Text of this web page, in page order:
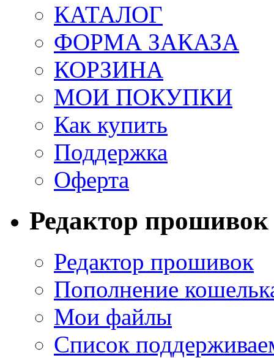
КАТАЛОГ
ФОРМА ЗАКАЗА
КОРЗИНА
МОИ ПОКУПКИ
Как купить
Поддержка
Оферта
Редактор прошивок
Редактор прошивок
Пополнение
Мои файлы
Список